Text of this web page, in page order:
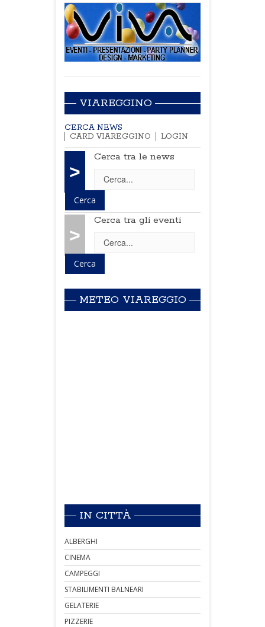
VIAREGGINO
CERCA NEWS
CARD VIAREGGINO
LOGIN
>
Cerca tra le news
>
Cerca tra gli eventi
METEO VIAREGGIO
IN CITTÀ
ALBERGHI
CINEMA
CAMPEGGI
STABILIMENTI BALNEARI
GELATERIE
PIZZERIE